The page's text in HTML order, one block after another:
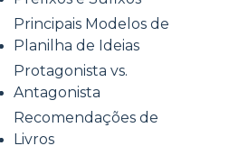
Principais Modelos de
Planilha de Ideias
Protagonista vs.
Antagonista
Recomendações de
Livros